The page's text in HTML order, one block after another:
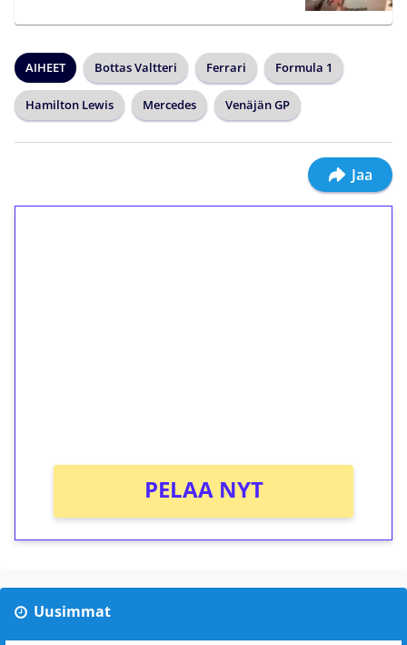
AIHEET Bottas Valtteri Ferrari Formula 1
Hamilton Lewis Mercedes Venäjän GP
Jaa
PELAA NYT
Uusimmat